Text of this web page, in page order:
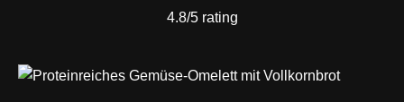
4.8/5 rating